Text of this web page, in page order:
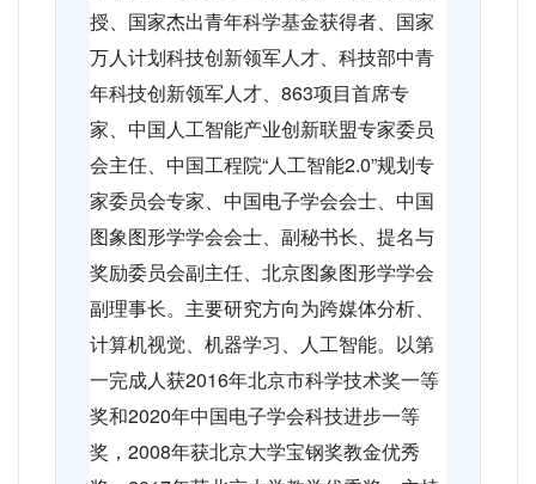
授、国家杰出青年科学基金获得者、国家
万人计划科技创新领军人才、科技部中青
年科技创新领军人才、 863项目首席专
家、中国人工智能产业创新联盟专家委员
会主任、中国工程院“人工智能2.0”规划专
家委员会专家、中国电子学会会士、中国
图象图形学学会会士、副秘书长、提名与
奖励委员会副主任、北京图象图形学学会
副理事长。主要研究方向为跨媒体分析、
计算机视觉、机器学习、人工智能。以第
一完成人获2016年北京市科学技术奖一等
奖和2020年中国电子学会科技进步一等
奖， 2008年获北京大学宝钢奖教金优秀